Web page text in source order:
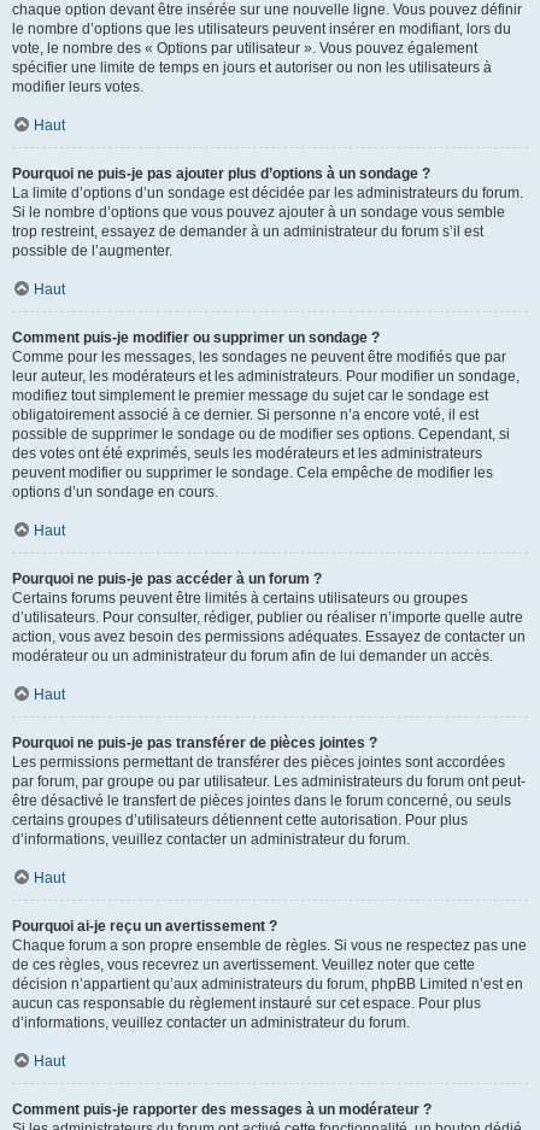
chaque option devant être insérée sur une nouvelle ligne. Vous pouvez définir
le nombre d’options que les utilisateurs peuvent insérer en modifiant, lors du
vote, le nombre des « Options par utilisateur ». Vous pouvez également
spécifier une limite de temps en jours et autoriser ou non les utilisateurs à
modifier leurs votes.
Haut
Pourquoi ne puis-je pas ajouter plus d’options à un sondage ?
La limite d’options d’un sondage est décidée par les administrateurs du forum.
Si le nombre d’options que vous pouvez ajouter à un sondage vous semble
trop restreint, essayez de demander à un administrateur du forum s’il est
possible de l’augmenter.
Haut
Comment puis-je modifier ou supprimer un sondage ?
Comme pour les messages, les sondages ne peuvent être modifiés que par
leur auteur, les modérateurs et les administrateurs. Pour modifier un sondage,
modifiez tout simplement le premier message du sujet car le sondage est
obligatoirement associé à ce dernier. Si personne n’a encore voté, il est
possible de supprimer le sondage ou de modifier ses options. Cependant, si
des votes ont été exprimés, seuls les modérateurs et les administrateurs
peuvent modifier ou supprimer le sondage. Cela empêche de modifier les
options d’un sondage en cours.
Haut
Pourquoi ne puis-je pas accéder à un forum ?
Certains forums peuvent être limités à certains utilisateurs ou groupes
d’utilisateurs. Pour consulter, rédiger, publier ou réaliser n’importe quelle autre
action, vous avez besoin des permissions adéquates. Essayez de contacter un
modérateur ou un administrateur du forum afin de lui demander un accès.
Haut
Pourquoi ne puis-je pas transférer de pièces jointes ?
Les permissions permettant de transférer des pièces jointes sont accordées
par forum, par groupe ou par utilisateur. Les administrateurs du forum ont peut-
être désactivé le transfert de pièces jointes dans le forum concerné, ou seuls
certains groupes d’utilisateurs détiennent cette autorisation. Pour plus
d’informations, veuillez contacter un administrateur du forum.
Haut
Pourquoi ai-je reçu un avertissement ?
Chaque forum a son propre ensemble de règles. Si vous ne respectez pas une
de ces règles, vous recevrez un avertissement. Veuillez noter que cette
décision n’appartient qu’aux administrateurs du forum, phpBB Limited n’est en
aucun cas responsable du règlement instauré sur cet espace. Pour plus
d’informations, veuillez contacter un administrateur du forum.
Haut
Comment puis-je rapporter des messages à un modérateur ?